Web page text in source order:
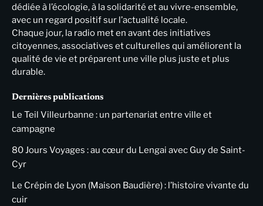
dédiée à l’écologie, à la solidarité et au vivre-ensemble,
avec un regard positif sur l’actualité locale.
Chaque jour, la radio met en avant des initiatives
citoyennes, associatives et culturelles qui améliorent la
qualité de vie et préparent une ville plus juste et plus
durable.
Dernières publications
Le Teil Villeurbanne : un partenariat entre ville et
campagne
80 Jours Voyages : au cœur du Lengai avec Guy de Saint-
Cyr
Le Crépin de Lyon (Maison Baudière) : l’histoire vivante du
cuir